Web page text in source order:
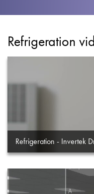
Refrigeration
Refrigeration - Invertek